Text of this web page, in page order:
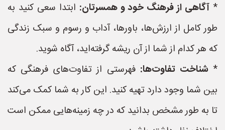
* آگاهی از فرهنگ خود و همسرتان: ابتدا سعی کنید به
طور کامل از ارزش‌ها، باورها، آداب و رسوم و سبک زندگی
که هر کدام از شما از آن ریشه گرفته‌اید، آگاه شوید.
*شناخت تفاوت‌ها: فهرستی از تفاوت‌های فرهنگی که
بین شما وجود دارد تهیه کنید. این کار به شما کمک می‌کند
تا به طور مشخص بدانید که در چه زمینه‌هایی ممکن است